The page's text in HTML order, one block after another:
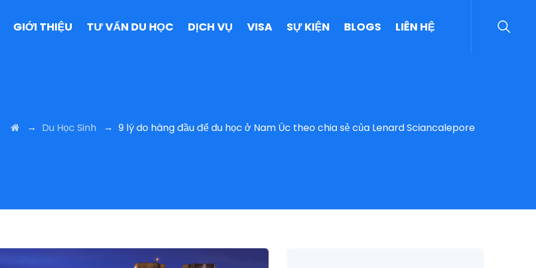
GIỚI THIỆU TƯ VẤN DU HỌC DỊCH VỤ VISA SỰ KIỆN BLOGS LIÊN HỆ
→ Du Học Sinh → 9 lý do hàng đầu để du học ở Nam Úc theo chia sẻ của Lenard Sciancalepore